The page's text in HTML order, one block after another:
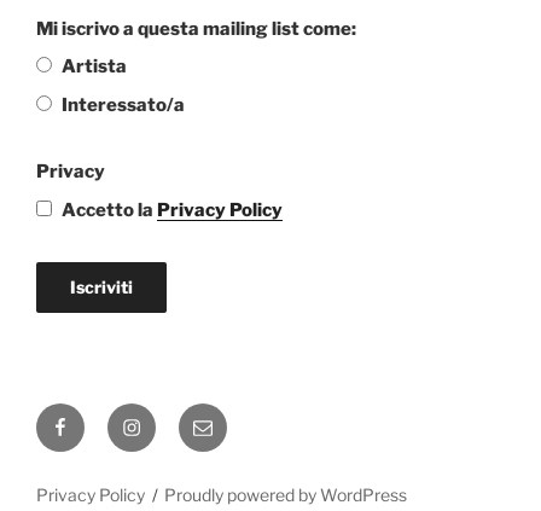
Mi iscrivo a questa mailing list come:
Artista
Interessato/a
Privacy
Accetto la Privacy Policy
Iscriviti
FacebookInstagramEmail
Privacy Policy Proudly powered by WordPress